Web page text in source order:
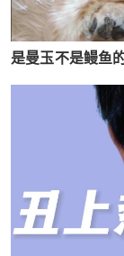
是曼玉不是鳗鱼